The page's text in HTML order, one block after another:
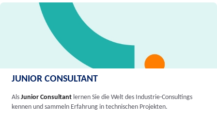
JUNIOR CONSULTANT
Als Junior Consultant lernen Sie die Welt des Industrie-Consultings
kennen und sammeln Erfahrung in technischen Projekten.